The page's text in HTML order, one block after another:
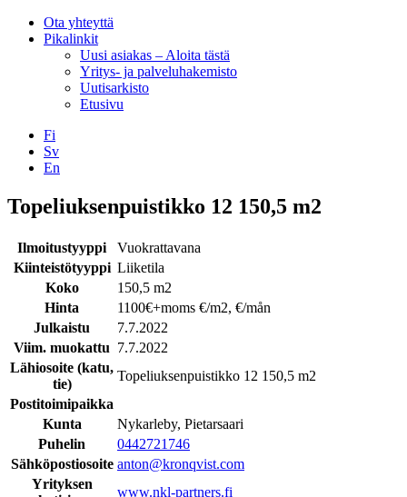
Ota yhteyttä
Pikalinkit
Uusi asiakas – Aloita tästä
Yritys- ja palveluhakemisto
Uutisarkisto
Etusivu
Fi
Sv
En
Facebook
Instagram
LinkedIN
YouTube
Topeliuksenpuistikko 12 150,5 m2
Ilmoitustyyppi
Vuokrattavana
Kiinteistötyyppi Liiketila
Koko
150,5 m2
Hinta
1100€+moms €/m2, €/mån
Julkaistu
7.7.2022
Viim. muokattu 7.7.2022
Lähiosoite (katu,
tie)
Topeliuksenpuistikko 12 150,5 m2
Postitoimipaikka
Kunta
Nykarleby, Pietarsaari
Puhelin
0442721746
Sähköpostiosoite anton@kronqvist.com
Yrityksen
www.nkl-partners.fi